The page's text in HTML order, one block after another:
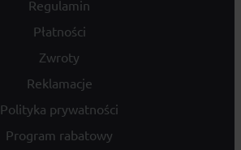
Regulamin
Płatności
Zwroty
Reklamacje
Polityka prywatności
Program rabatowy